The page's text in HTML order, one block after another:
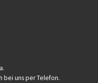
bei uns per Telefon.